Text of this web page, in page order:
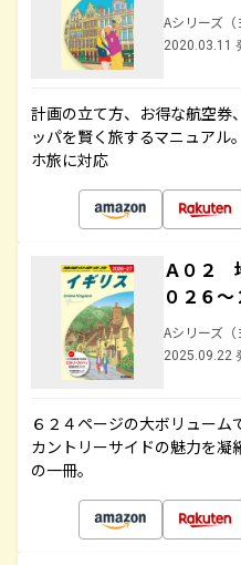
Aシリーズ
2020.03.11
計画の立て方、お得な航空券
ッパを賢く旅するマニュアル
ホ旅に対応
Ａ０２
０２６～
Aシリーズ
2025.09.22
６２４ページの大ボリュー
カントリーサイドの魅力を凝
の一冊。